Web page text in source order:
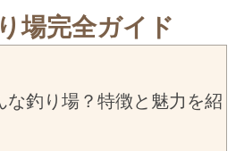
場完全ガイド
な釣り場？特徴と魅力を紹